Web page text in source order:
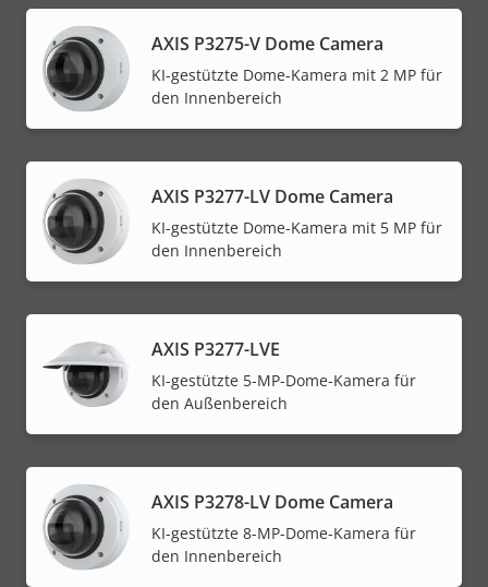
AXIS P3275-V Dome Camera
KI-gestützte Dome-Kamera mit 2 MP für
den Innenbereich
AXIS P3277-LV Dome Camera
KI-gestützte Dome-Kamera mit 5 MP für
den Innenbereich
AXIS P3277-LVE
KI-gestützte 5-MP-Dome-Kamera für
den Außenbereich
AXIS P3278-LV Dome Camera
KI-gestützte 8-MP-Dome-Kamera für
den Innenbereich